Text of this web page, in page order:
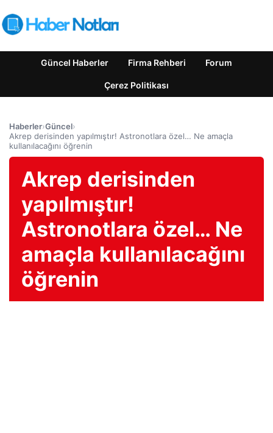
Güncel Haberler Firma Rehberi Forum
Çerez Politikası
Haberler›Güncel›
Akrep derisinden yapılmıştır! Astronotlara özel… Ne amaçla
kullanılacağını öğrenin
Akrep derisinden
yapılmıştır!
Astronotlara özel… Ne
amaçla kullanılacağını
öğrenin